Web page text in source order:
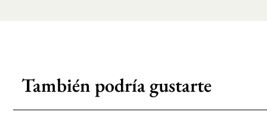
También podría gustarte